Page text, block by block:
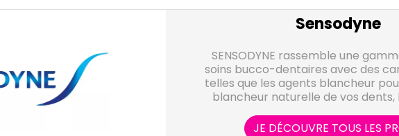
Sensodyne
SENSODYNE rassemble une
soins bucco-dentaires avec des
telles que les agents blancheur
blancheur naturelle de vos dents,
vous assureront une bouche
JE DÉCOUVRE TOUS LES